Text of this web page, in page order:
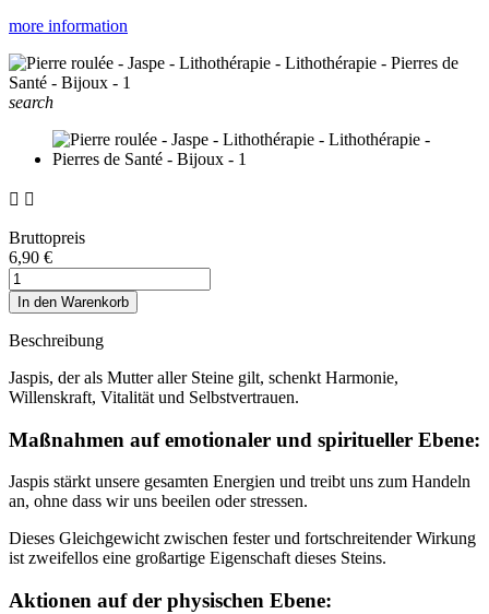
more information
search
 
Bruttopreis
6,90 €
In den Warenkorb
Beschreibung
Jaspis, der als Mutter aller Steine gilt, schenkt Harmonie,
Willenskraft, Vitalität und Selbstvertrauen.
Maßnahmen auf emotionaler und spiritueller Ebene:
Jaspis stärkt unsere gesamten Energien und treibt uns zum Handeln
an, ohne dass wir uns beeilen oder stressen.
Dieses Gleichgewicht zwischen fester und fortschreitender Wirkung
ist zweifellos eine großartige Eigenschaft dieses Steins.
Aktionen auf der physischen Ebene: